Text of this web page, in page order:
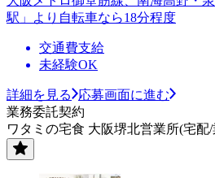
駅」より自転車なら18分程度
交通費支給
未経験OK
詳細を見る
応募画面に進む
業務委託契約
ワタミの宅食 大阪堺北営業所(宅配